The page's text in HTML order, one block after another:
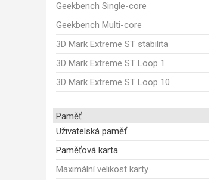
Geekbench Single-core
Geekbench Multi-core
3D Mark Extreme ST stabilita
3D Mark Extreme ST Loop 1
3D Mark Extreme ST Loop 10
Paměť
Uživatelská paměť
Paměťová karta
Maximální velikost karty